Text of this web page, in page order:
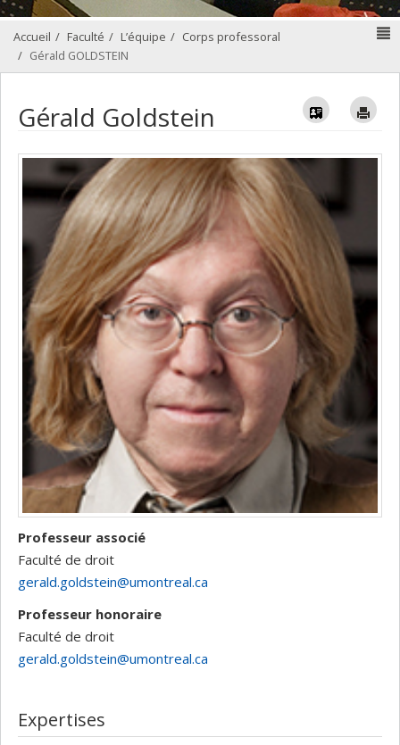
Accueil Faculté L’équipe
Corps professoral
Gérald GOLDSTEIN
Gérald Goldstein Vcard
Professeur associé
Faculté de droit
gerald.goldstein@umontreal.ca
Professeur honoraire
Faculté de droit
gerald.goldstein@umontreal.ca
Expertises